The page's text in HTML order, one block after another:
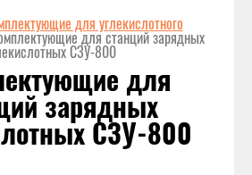
для углекислотного
для станций зарядных
СЗУ-800
для
зарядных
СЗУ-800